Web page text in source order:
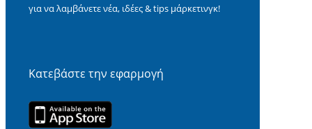
για να λαμβάνετε νέα, ιδέες & tips μάρκετινγκ!
Κατεβάστε την εφαρμογή